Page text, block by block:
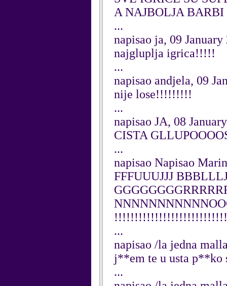
A NAJBOLJA
...
napisao ja, 09 January
najgluplja igrica!!!!!
...
napisao andjela, 09
nije lose!!!!!!!!!
...
napisao JA, 08
CISTA
...
napisao Napisao
FFFUUUJJJ
...
napisao /la jedna
j**em te u usta p**ko
...